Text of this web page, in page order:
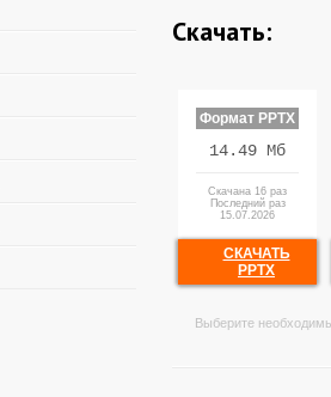
Скачать:
Формат PPTX
14.49 Мб
Скачана 16 раз
Последний раз
15.07.2026
СКАЧАТЬ
PPTX
Выберите